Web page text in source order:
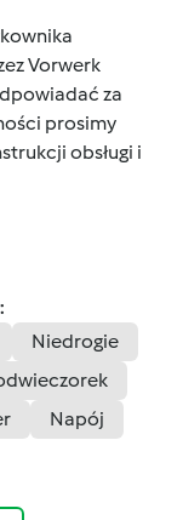
Vorwerk
za
prosimy
obsługi i
Niedrogie
Napój